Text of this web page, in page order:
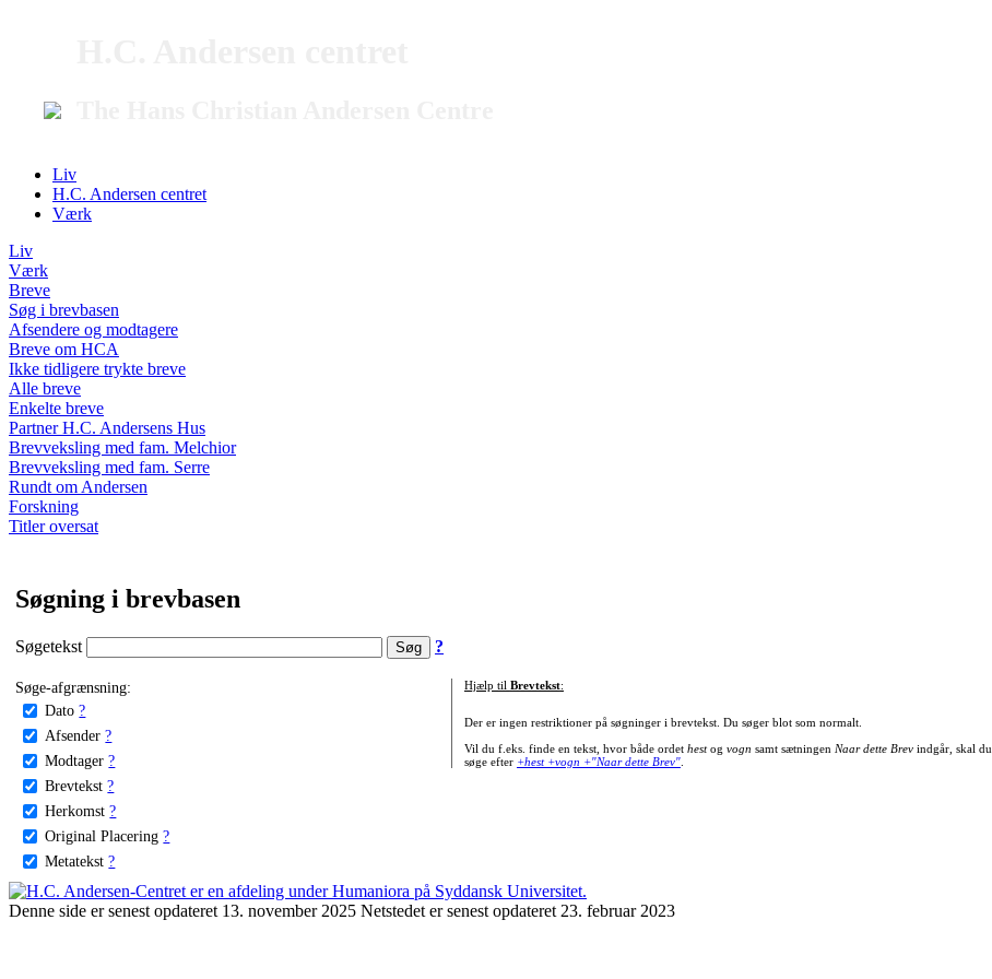
Liv
H.C. Andersen centret
Værk
Liv
Værk
Breve
Søg i brevbasen
Afsendere og modtagere
Breve om HCA
Ikke tidligere trykte breve
Alle breve
Enkelte breve
Partner H.C. Andersens Hus
Brevveksling med fam. Melchior
Brevveksling med fam. Serre
Rundt om Andersen
Forskning
Titler oversat
Søgning i brevbasen
Søgetekst ?
Søge-afgrænsning:
Dato ?
Afsender ?
Modtager ?
Brevtekst ?
Herkomst ?
Original Placering ?
Metatekst ?
Hjælp til Brevtekst:
Der er ingen restriktioner på søgninger i brevtekst. Du søger blot som normalt.
Vil du f.eks. finde en tekst, hvor både ordet hestog vogn samt sætningen Naar dette Brevindgår, skal du
søge efter +hest +vogn +"Naar dette Brev".
Denne side er senest opdateret 13. november 2025 Netstedet er senest opdateret 23. februar 2023